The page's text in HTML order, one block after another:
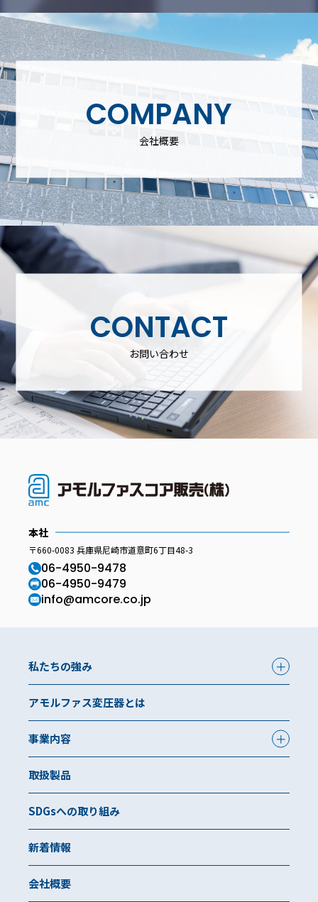
COMPANY
会社概要
CONTACT
お問い合わせ
本社
〒660-0083 兵庫県尼崎市道意町6丁目48-3
06-4950-9478
06-4950-9479
info@amcore.co.jp
私たちの強み
アモルファス変圧器とは
事業内容
取扱製品
SDGsへの取り組み
新着情報
会社概要